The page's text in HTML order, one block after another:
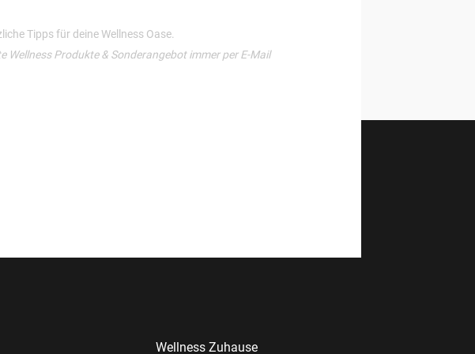
Tipps für deine Wellness Oase.
Wellness Produkte & Sonderangebot immer per E-Mail
Wellness Zuhause